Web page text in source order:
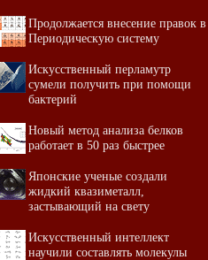
Продолжается внесение правок в
Периодическую систему
Искусственный перламутр
сумели получить при помощи
бактерий
Новый метод анализа белков
работает в 50 раз быстрее
Японские ученые создали
жидкий квазиметалл,
застывающий на свету
Искусственный интеллект
научили составлять молекулы